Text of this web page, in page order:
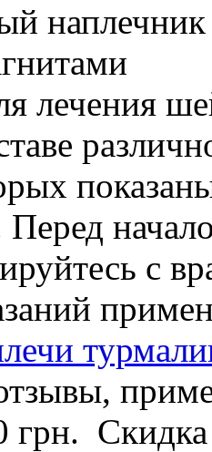
лечения
Перед
с
грн.